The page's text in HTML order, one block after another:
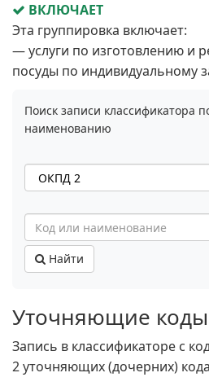
ВКЛЮЧАЕТ
Эта группировка включает:
— услуги по изготовлению и
посуды по индивидуальному
Поиск записи классификатора
наименованию
Найти
Уточняющие коды
Запись в классификаторе с
2 уточняющих (дочерних)